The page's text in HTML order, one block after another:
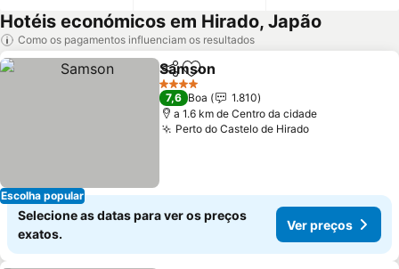
Hotéis económicos em Hirado, Japão
Como os pagamentos influenciam os resultados
Escolha popular
PartilharAdicionar aos favoritos
Samson
4 Estrelas
7,6 Boa
1.810
a 1.6 km de Centro da cidade
Perto do Castelo de HiradoVer preços
Selecione as datas para ver os preços
exatos.
Ver preços